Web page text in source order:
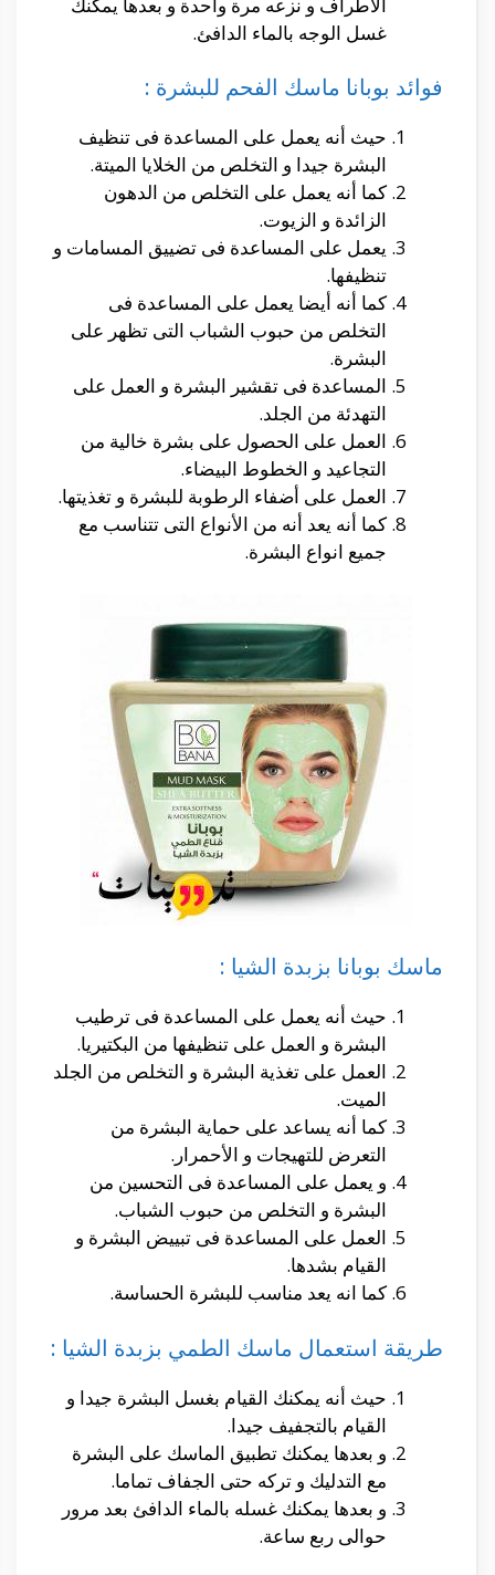
غسل الوجه بالماء الدافئ.
فوائد بوبانا ماسك الفحم للبشرة :
حيث أنه يعمل على المساعدة فى تنظيف
البشرة جيدا و التخلص من الخلايا الميتة.
كما أنه يعمل على التخلص من الدهون
الزائدة و الزيوت.
يعمل على المساعدة فى تضييق المسامات و
تنظيفها.
كما أنه أيضا يعمل على المساعدة فى
التخلص من حبوب الشباب التى تظهر على
البشرة.
المساعدة فى تقشير البشرة و العمل على
التهدئة من الجلد.
العمل على الحصول على بشرة خالية من
التجاعيد و الخطوط البيضاء.
العمل على أضفاء الرطوبة للبشرة و تغذيتها.
كما أنه يعد أنه من الأنواع التى تتناسب مع
جميع انواع البشرة.
ماسك بوبانا بزبدة الشيا :
حيث أنه يعمل على المساعدة فى ترطيب
البشرة و العمل على تنظيفها من البكتيريا.
العمل على تغذية البشرة و التخلص من الجلد
الميت.
كما أنه يساعد على حماية البشرة من
التعرض للتهيجات و الأحمرار.
و يعمل على المساعدة فى التحسين من
البشرة و التخلص من حبوب الشباب.
العمل على المساعدة فى تبييض البشرة و
القيام بشدها.
كما انه يعد مناسب للبشرة الحساسة.
طريقة استعمال ماسك الطمي بزبدة الشيا :
حيث أنه يمكنك القيام بغسل البشرة جيدا و
القيام بالتجفيف جيدا.
و بعدها يمكنك تطبيق الماسك على البشرة
مع التدليك و تركه حتى الجفاف تماما.
و بعدها يمكنك غسله بالماء الدافئ بعد مرور
حوالى ربع ساعة.